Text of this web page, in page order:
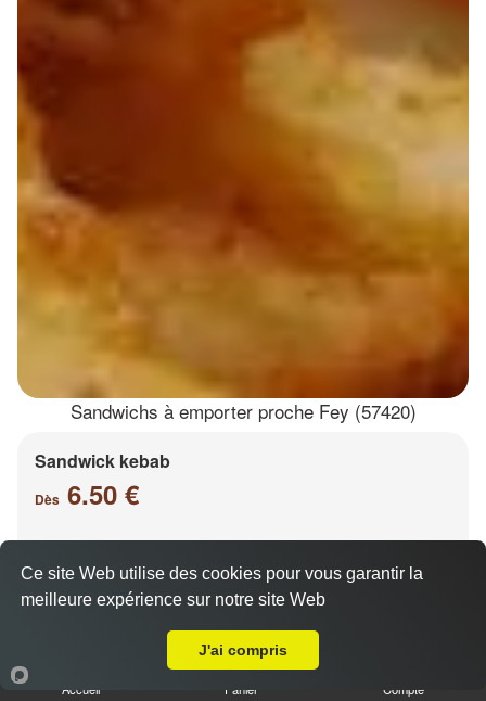
Sandwichs à emporter proche Fey (57420)
Sandwick kebab
Dès 6.50 €
Salade, tomates, oignons, chou, carottes
Accueil Panier Compte
Ce site Web utilise des cookies pour vous garantir la
meilleure expérience sur notre site Web
J'ai compris